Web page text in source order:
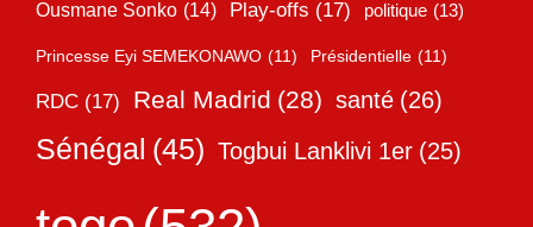
Ousmane Sonko (14) Play-offs (17) politique (13)
Princesse Eyi SEMEKONAWO (11) Présidentielle (11)
RDC (17) Real Madrid (28) santé (26)
Sénégal (45) Togbui Lanklivi 1er (25)